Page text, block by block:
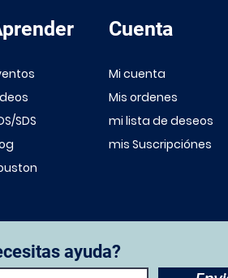
SDS
Cuenta
Mi cuenta
Mis ordenes
mi lista de deseos
mis Suscripciónes
ayuda?